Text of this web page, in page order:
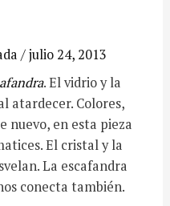
/julio 24, 2013
. El vidrio y la
atardecer. Colores,
nuevo, en esta pieza
El cristal y la
La escafandra
conecta también.